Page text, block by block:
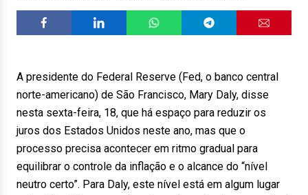
A presidente do Federal Reserve (Fed, o banco central
norte-americano) de São Francisco, Mary Daly, disse
nesta sexta-feira, 18, que há espaço para reduzir os
juros dos Estados Unidos neste ano, mas que o
processo precisa acontecer em ritmo gradual para
equilibrar o controle da inflação e o alcance do “nível
neutro certo”. Para Daly, este nível está em algum lugar